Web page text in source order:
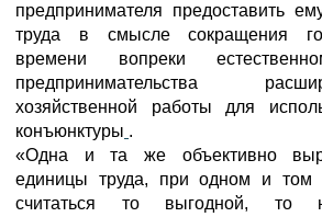
предпринимателя предоставить
труда в смысле сокращения
времени вопреки
предпринимательства
хозяйственной работы для
конъюнктуры .
«Одна и та же объективно
единицы труда, при одном и том
считаться то выгодной, то